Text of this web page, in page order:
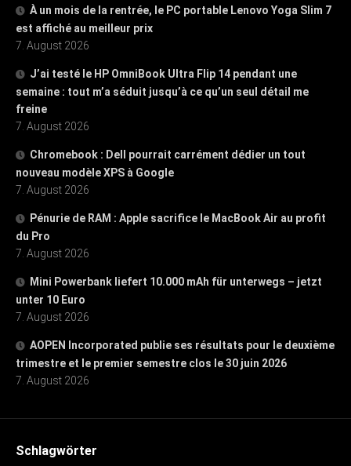
À un mois de la rentrée, le PC portable Lenovo Yoga Slim 7
est affiché au meilleur prix
7. August 2026
J’ai testé le HP OmniBook Ultra Flip 14 pendant une
semaine : tout m’a séduit jusqu’à ce qu’un seul détail me
freine
7. August 2026
Chromebook : Dell pourrait carrément dédier un tout
nouveau modèle XPS à Google
7. August 2026
Pénurie de RAM : Apple sacrifice le MacBook Air au profit
du Pro
7. August 2026
Mini Powerbank liefert 10.000 mAh für unterwegs – jetzt
unter 10 Euro
7. August 2026
AOPEN Incorporated publie ses résultats pour le deuxième
trimestre et le premier semestre clos le 30 juin 2026
7. August 2026
Schlagwörter